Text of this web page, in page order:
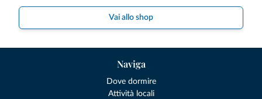
Vai allo shop
Naviga
Dove dormire
Attività locali